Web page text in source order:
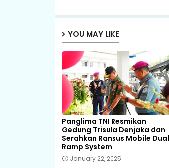
YOU MAY LIKE
Panglima TNI Resmikan
Gedung Trisula Denjaka dan
Serahkan Ransus Mobile Dual
Ramp System
January 22, 2025